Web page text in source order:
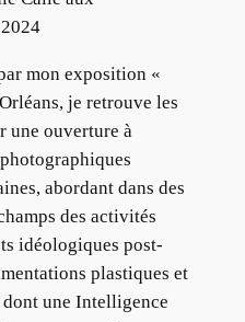
mon exposition «
je retrouve les
une ouverture à
abordant dans des
des activités
idéologiques post-
plastiques et
une Intelligence